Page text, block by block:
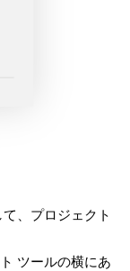
、プロジェクト
ツールの横にあ